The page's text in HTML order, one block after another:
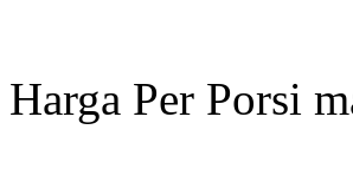
Harga Per Porsi